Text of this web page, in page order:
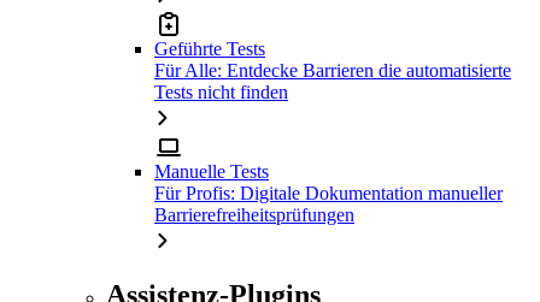
Geführte Tests
Für Alle: Entdecke Barrieren die automatisierte
Tests nicht finden
Manuelle Tests
Für Profis: Digitale Dokumentation manueller
Barrierefreiheitsprüfungen
Assistenz-Plugins